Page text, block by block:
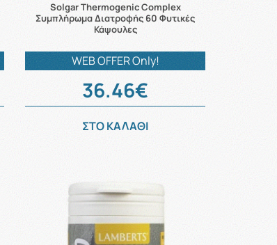
Solgar Thermogenic Complex
Συμπλήρωμα Διατροφής 60 Φυτικές
Κάψουλες
WEB OFFER Only!
36.46€
ΣΤΟ ΚΑΛΑΘΙ